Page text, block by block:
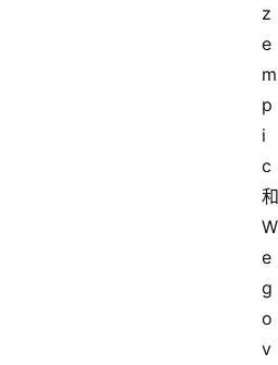
z
e
m
p
i
c
和
W
e
g
o
v